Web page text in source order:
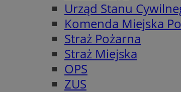
Urząd Stanu
Komenda Miejska
Straż Pożarna
Straż Miejska
OPS
ZUS